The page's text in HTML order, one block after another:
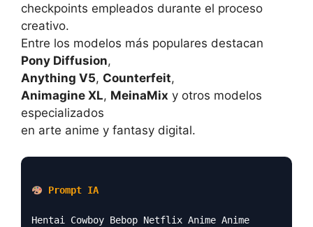
checkpoints empleados durante el proceso
creativo.
Entre los modelos más populares destacan
Pony Diffusion,
Anything V5, Counterfeit,
Animagine XL, MeinaMix y otros modelos
especializados
en arte anime y fantasy digital.
Prompt IA
Hentai Cowboy Bebop Netflix Anime Anime